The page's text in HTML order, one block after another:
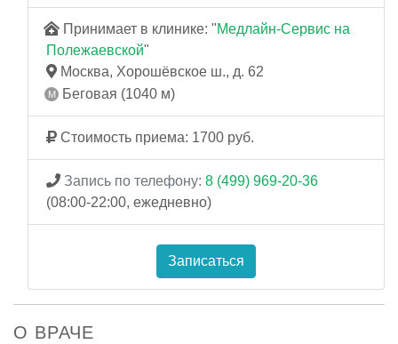
Принимает в клинике: "Медлайн-Сервис на
Полежаевской"
Москва, Хорошёвское ш., д. 62
Беговая (1040 м)
Стоимость приема: 1700 руб.
Запись по телефону: 8 (499) 969-20-36
(08:00-22:00, ежедневно)
Записаться
О ВРАЧЕ